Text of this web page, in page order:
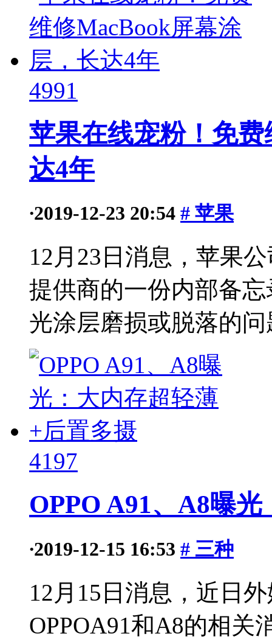
4991
苹果在线宠粉！免
达4年
·2019-12-23 20:54 # 苹果
12月23日消息，苹果
提供商的一份内部备
光涂层磨损或脱落的
4197
OPPO A91、A8曝
·2019-12-15 16:53 # 三种
12月15日消息，近日
OPPOA91和A8的相关